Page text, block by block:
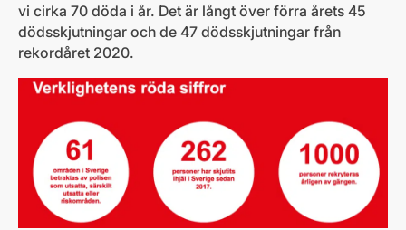
vi cirka 70 döda i år. Det är långt över förra årets 45
dödsskjutningar och de 47 dödsskjutningar från
rekordåret 2020.